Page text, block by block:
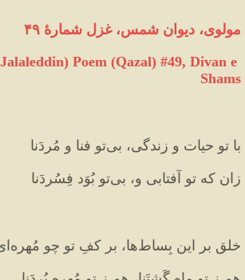
مولوی، دیوان شمس، غزل شمارهٔ ۴۹
Poem (Qazal) #49, Divan e
Shams
با تو حیات و زندگی، بی‌تو فنا و مُردَنا
زان که تو آفتابی و، بی‌تو بُوَد فِسُردَنا
خلق بر این بِساط‌ها، بر کفِ تو چو مُهره‌ای